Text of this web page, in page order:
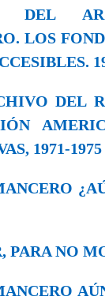
DEL
LOS
DEL
1971-1975
PARA NO